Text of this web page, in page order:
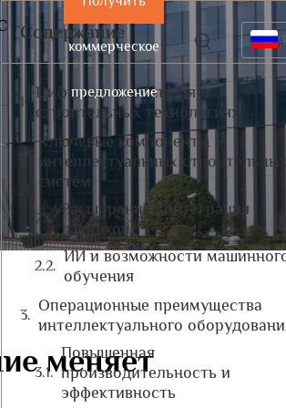
коммерческое
предложение
меняет
Содержание
Цифровая революция в
строительных технологиях
Ключевые компоненты
интеллектуальных
систем
Расширенная интеграция
датчиков
ИИ и возможности
обучения
Операционные преимущества
интеллектуального
Повышенная
производительность и
эффективность